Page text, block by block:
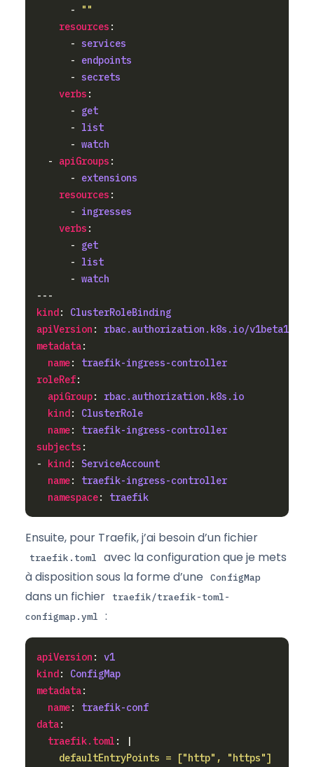
      -
""
resources
      -
services
      -
endpoints
      -
secrets
verbs
      -
get
      -
list
      -
watch
  -
apiGroups
      -
extensions
resources
      -
ingresses
verbs
      -
get
      -
list
      -
watch
kind: ClusterRoleBinding
apiVersion : rbac.authorization.k8s.io/v1beta1
metadata
name: traefik-ingress-controller
roleRef
apiGroup: rbac.authorization.k8s.io
kind: ClusterRole
name: traefik-ingress-controller
subjects
- kind: ServiceAccount
name: traefik-ingress-controller
namespace: traefik
Ensuite, pour Traefik, j’ai besoin d’un fichier
traefik.toml
avec la configuration que je mets
à disposition sous la forme d’une
ConfigMap
dans un fichier
traefik/traefik-toml-
configmap.yml
:
apiVersion : v1
kind: ConfigMap
metadata
name: traefik-conf
data
traefik.toml : |